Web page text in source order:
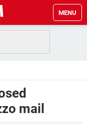
MENU
10
mail